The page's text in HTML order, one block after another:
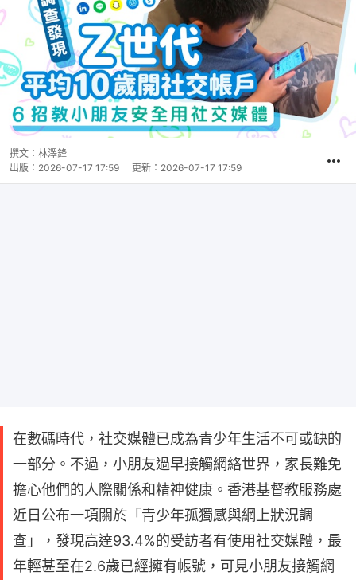
撰文： 林澤鋒
出版： 2026-07-17 17:59 更新： 2026-07-17 17:59
在數碼時代，社交媒體已成為青少年生活不可或缺的
一部分。不過，小朋友過早接觸網絡世界，家長難免
擔心他們的人際關係和精神健康。香港基督教服務處
近日公布一項關於「青少年孤獨感與網上狀況調
查」，發現高達93.4%的受訪者有使用社交媒體，最
年輕甚至在2.6歲已經擁有帳號，可見小朋友接觸網